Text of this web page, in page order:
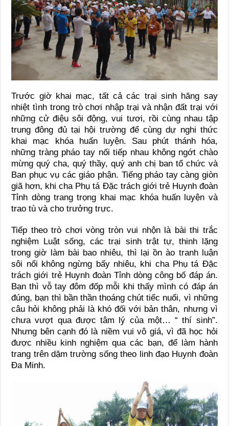
Trước giờ khai mạc, tất cả các trại sinh hăng say
nhiệt tình trong trò chơi nhập trại và nhận đất trại với
những cử điệu sôi động, vui tươi, rồi cùng nhau tập
trung đông đủ tại hội trường để cùng dự nghi thức
khai mạc khóa huấn luyện. Sau phút thánh hóa,
những tràng pháo tay nối tiếp nhau không ngớt chào
mừng quý cha, quý thầy, quý anh chị ban tổ chức và
Ban phục vụ các giáo phận. Tiếng pháo tay càng giòn
giã hơn, khi cha Phụ tá Đặc trách giới trẻ Huynh đoàn
Tỉnh dòng trang trọng khai mạc khóa huấn luyện và
trao tù và cho trưởng trực.
Tiếp theo trò chơi vòng tròn vui nhộn là bài thi trắc
nghiệm Luật sống, các trại sinh trật tự, thinh lặng
trong giờ làm bài bao nhiêu, thì lại ồn ào tranh luận
sôi nổi không ngừng bấy nhiêu, khi cha Phụ tá Đặc
trách giới trẻ Huynh đoàn Tỉnh dòng công bố đáp án.
Bạn thì vỗ tay đôm đốp mỗi khi thấy mình có đáp án
đúng, bạn thì bần thần thoáng chút tiếc nuối, vì những
câu hỏi không phải là khó đối với bản thân, nhưng vì
chưa vượt qua được tâm lý của một… “ thí sinh”.
Nhưng bên cạnh đó là niềm vui vô giá, vì đã học hỏi
được nhiều kinh nghiệm qua các bạn, để làm hành
trang trên dặm trường sống theo linh đạo Huynh đoàn
Đa Minh.